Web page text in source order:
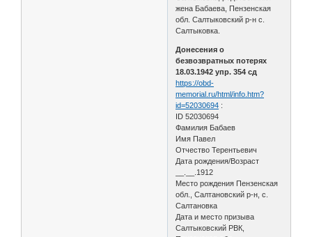
жена Бабаева, Пензенская
обл. Салтыковский р-н с.
Салтыковка.
Донесения о
безвозвратных потерях
18.03.1942 упр. 354 сд
https://obd-
memorial.ru/html/info.htm?
id=52030694 :
ID 52030694
Фамилия Бабаев
Имя Павел
Отчество Терентьевич
Дата рождения/Возраст
__.__.1912
Место рождения Пензенская
обл., Салтановский р-н, с.
Салтановка
Дата и место призыва
Салтыковский РВК,